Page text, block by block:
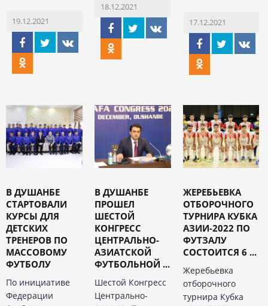
19.12.2021
18.12.2021
17.12.2021
В ДУШАНБЕ
СТАРТОВАЛИ
КУРСЫ ДЛЯ
ДЕТСКИХ
ТРЕНЕРОВ ПО
МАССОВОМУ
ФУТБОЛУ
По инициативе
Федерации
В ДУШАНБЕ
ПРОШЕЛ
ШЕСТОЙ
КОНГРЕСС
ЦЕНТРАЛЬНО-
АЗИАТСКОЙ
ФУТБОЛЬНОЙ ...
Шестой Конгресс
Центрально-
ЖЕРЕБЬЕВКА
ОТБОРОЧНОГО
ТУРНИРА КУБКА
АЗИИ-2022 ПО
ФУТЗАЛУ
СОСТОИТСЯ 6 ...
Жеребьевка
отборочного
турнира Кубка